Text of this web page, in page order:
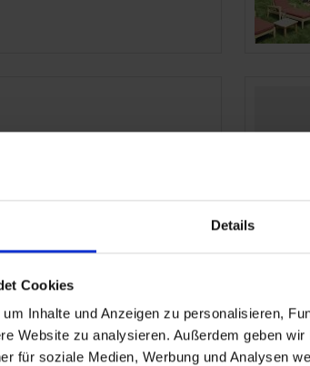
Details
Cookies
Inhalte und Anzeigen zu personalisieren,
Website zu analysieren. Außerdem geben
für soziale Medien, Werbung und Analysen
- Adults Only